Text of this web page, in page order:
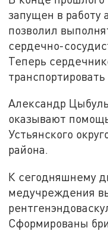
запущен в работу
позволил
сердечно-
Теперь
Александр
оказывают
Устьянского
района.
К сегодняшнему
медучреждения
Сформированы